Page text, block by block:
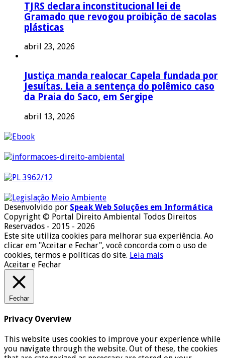
TJRS declara inconstitucional lei de
Gramado que revogou proibição de sacolas
plásticas
abril 23, 2026
Justiça manda realocar Capela fundada por
Jesuítas. Leia a sentença do polêmico caso
da Praia do Saco, em Sergipe
abril 13, 2026
Desenvolvido por Speak Web Soluções em Informática
Copyright © Portal Direito Ambiental Todos Direitos
Reservados - 2015 - 2026
Este site utiliza cookies para melhorar sua experiência. Ao
clicar em "Aceitar e Fechar", você concorda com o uso de
cookies, termos e políticas do site. Leia mais
Aceitar e Fechar
Fechar
Privacy Overview
This website uses cookies to improve your experience while
you navigate through the website. Out of these, the cookies